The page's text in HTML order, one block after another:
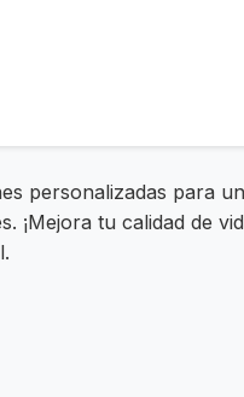
personalizadas para
¡Mejora tu calidad de